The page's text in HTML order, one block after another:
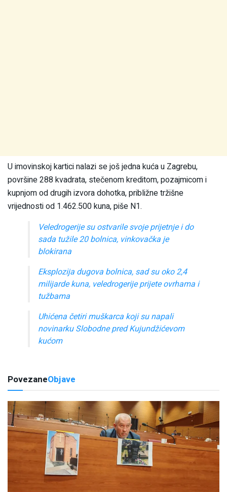
U imovinskoj kartici nalazi se još jedna kuća u Zagrebu,
površine 288 kvadrata, stečenom kreditom, pozajmicom i
kupnjom od drugih izvora dohotka, približne tržišne
vrijednosti od 1.462.500 kuna, piše N1.
Veledrogerije su ostvarile svoje prijetnje i do
sada tužile 20 bolnica, vinkovačka je
blokirana
Eksplozija dugova bolnica, sad su oko 2,4
milijarde kuna, veledrogerije prijete ovrhama i
tužbama
Uhićena četiri muškarca koji su napali
novinarku Slobodne pred Kujundžićevom
kućom
PovezaneObjave